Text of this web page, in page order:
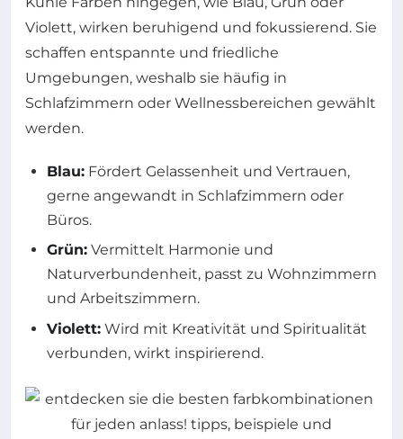
Violett, wirken beruhigend und fokussierend. Sie
schaffen entspannte und friedliche
Umgebungen, weshalb sie häufig in
Schlafzimmern oder Wellnessbereichen gewählt
werden.
Blau: Fördert Gelassenheit und Vertrauen,
gerne angewandt in Schlafzimmern oder
Büros.
Grün: Vermittelt Harmonie und
Naturverbundenheit, passt zu Wohnzimmern
und Arbeitszimmern.
Violett: Wird mit Kreativität und Spiritualität
verbunden, wirkt inspirierend.